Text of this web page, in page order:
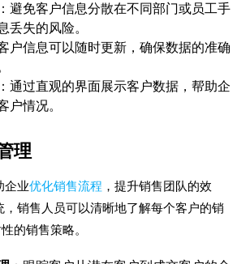
：避免客户信息分散在不同部门或员工手
丢失的风险。
户信息可以随时更新，确保数据的准确
通过直观的界面展示客户数据，帮助企
户情况。
理
企业优化销售流程 ，提升销售团队的效
，销售人员可以清晰地了解每个客户的销
的销售策略。